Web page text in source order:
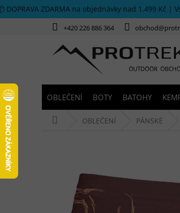
Přejít na obsah
DOPRAVA ZDARMA na objednávky nad 1.499 Kč |
+420 226 886 364
OBLEČENÍ BOTY BATOHY
OBLEČENÍ PÁNSKÉ